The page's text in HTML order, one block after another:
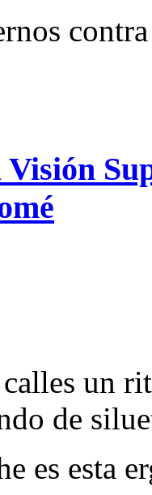
Visión
un
de
es esta